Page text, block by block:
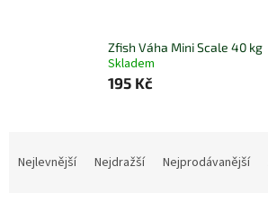
Zfish Váha Mini Scale 40 kg
Skladem
195 Kč
Nejlevnější Nejdražší Nejprodávanější